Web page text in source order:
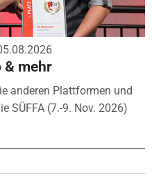
& mehr
anderen Plattformen und
SÜFFA (7.-9. Nov. 2026)